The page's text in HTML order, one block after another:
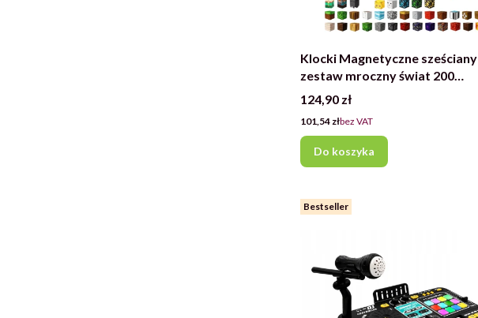
Klocki Magnetyczne
zestaw mroczny świat 200
Elementów
Cena
124,90 zł
Cena
101,54 złbez VAT
Do koszyka
Bestseller